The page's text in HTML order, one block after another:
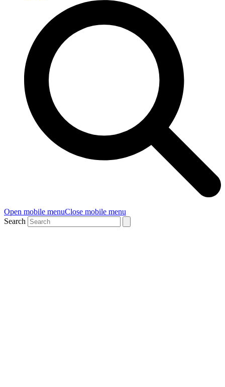
Open mobile menuClose mobile menu
Search